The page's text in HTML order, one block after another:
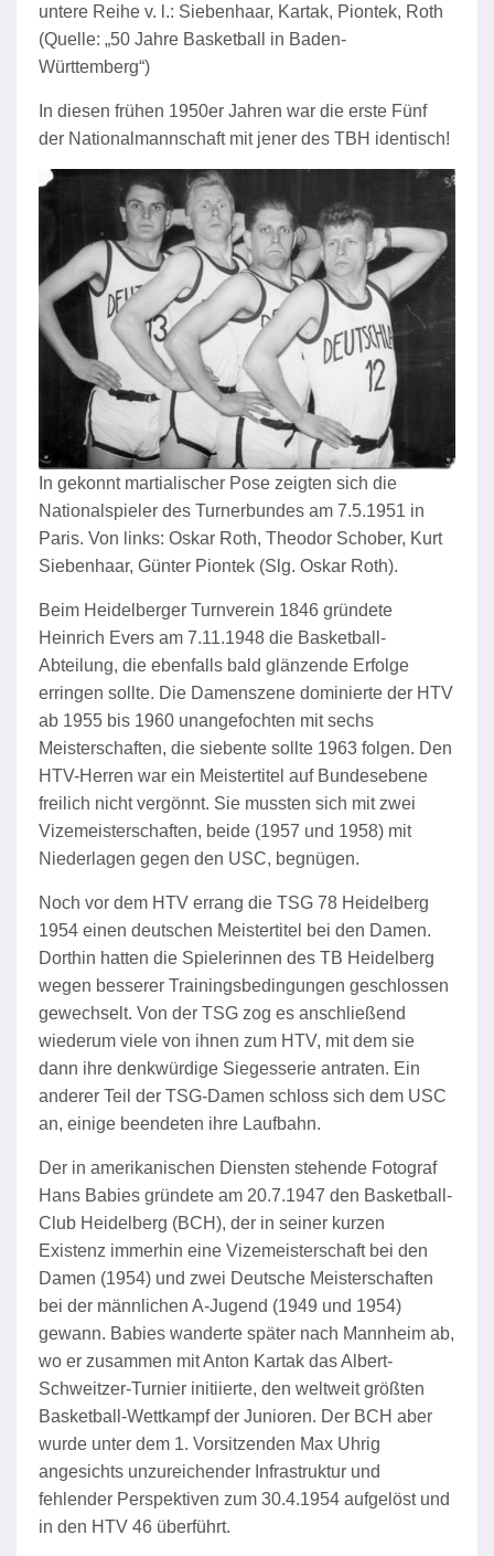
untere Reihe v. l.: Siebenhaar, Kartak, Piontek, Roth
(Quelle: „50 Jahre Basketball in Baden-
Württemberg“)
In diesen frühen 1950er Jahren war die erste Fünf
der Nationalmannschaft mit jener des TBH identisch!
In gekonnt martialischer Pose zeigten sich die
Nationalspieler des Turnerbundes am 7.5.1951 in
Paris. Von links: Oskar Roth, Theodor Schober, Kurt
Siebenhaar, Günter Piontek (Slg. Oskar Roth).
Beim Heidelberger Turnverein 1846 gründete
Heinrich Evers am 7.11.1948 die Basketball-
Abteilung, die ebenfalls bald glänzende Erfolge
erringen sollte. Die Damenszene dominierte der HTV
ab 1955 bis 1960 unangefochten mit sechs
Meisterschaften, die siebente sollte 1963 folgen. Den
HTV-Herren war ein Meistertitel auf Bundesebene
freilich nicht vergönnt. Sie mussten sich mit zwei
Vizemeisterschaften, beide (1957 und 1958) mit
Niederlagen gegen den USC, begnügen.
Noch vor dem HTV errang die TSG 78 Heidelberg
1954 einen deutschen Meistertitel bei den Damen.
Dorthin hatten die Spielerinnen des TB Heidelberg
wegen besserer Trainingsbedingungen geschlossen
gewechselt. Von der TSG zog es anschließend
wiederum viele von ihnen zum HTV, mit dem sie
dann ihre denkwürdige Siegesserie antraten. Ein
anderer Teil der TSG-Damen schloss sich dem USC
an, einige beendeten ihre Laufbahn.
Der in amerikanischen Diensten stehende Fotograf
Hans Babies gründete am 20.7.1947 den Basketball-
Club Heidelberg (BCH), der in seiner kurzen
Existenz immerhin eine Vizemeisterschaft bei den
Damen (1954) und zwei Deutsche Meisterschaften
bei der männlichen A-Jugend (1949 und 1954)
gewann. Babies wanderte später nach Mannheim ab,
wo er zusammen mit Anton Kartak das Albert-
Schweitzer-Turnier initiierte, den weltweit größten
Basketball-Wettkampf der Junioren. Der BCH aber
wurde unter dem 1. Vorsitzenden Max Uhrig
angesichts unzureichender Infrastruktur und
fehlender Perspektiven zum 30.4.1954 aufgelöst und
in den HTV 46 überführt.